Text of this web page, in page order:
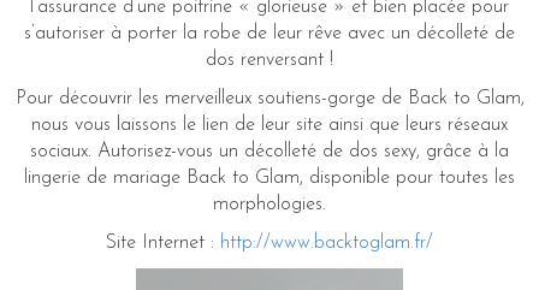
l’assurance d’une poitrine « glorieuse » et bien placée pour
s’autoriser à porter la robe de leur rêve avec un décolleté de
dos renversant !
Pour découvrir les merveilleux soutiens-gorge de Back to Glam,
nous vous laissons le lien de leur site ainsi que leurs réseaux
sociaux. Autorisez-vous un décolleté de dos sexy, grâce à la
lingerie de mariage Back to Glam, disponible pour toutes les
morphologies.
Site Internet : http://www.backtoglam.fr/